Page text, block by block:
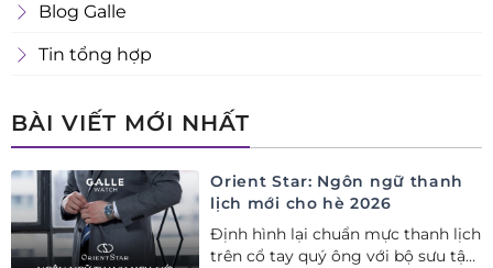
Blog Galle
Tin tổng hợp
BÀI VIẾT MỚI NHẤT
Orient Star: Ngôn ngữ thanh
lịch mới cho hè 2026
Định hình lại chuẩn mực thanh lịch
trên cổ tay quý ông với bộ sưu tập